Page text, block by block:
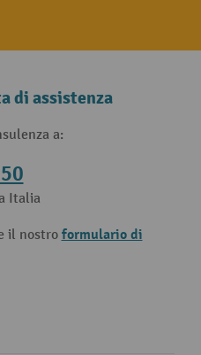
di assistenza
a:
Italia
il nostro formulario di